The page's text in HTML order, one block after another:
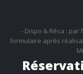
- Dispo & Résa :
formulaire après